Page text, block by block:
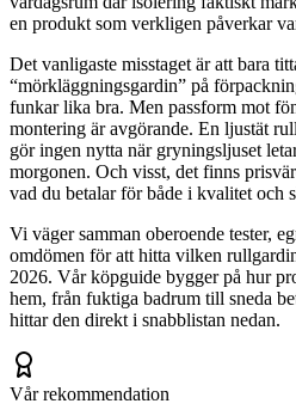
en produkt som verkligen påverkar
Det vanligaste misstaget är att bara
“mörkläggningsgardin” på
funkar lika bra. Men passform mot
montering är avgörande. En ljustät
gör ingen nytta när gryningsljuset
morgonen. Och visst, det finns
vad du betalar för både i kvalitet och
Vi väger samman oberoende tester,
omdömen för att hitta vilken
2026. Vår köpguide bygger på hur
hem, från fuktiga badrum till sneda
hittar den direkt i snabblistan nedan.
Vår rekommendation